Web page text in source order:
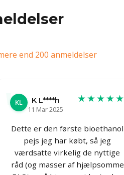
end 200 anmeldelser
KL
K L****h
11 Mar 2025
★★★★★
Dette er den første bioethanol
pejs jeg har købt, så jeg
værdsatte virkelig de nyttige
råd (og masser af hjælpsomme